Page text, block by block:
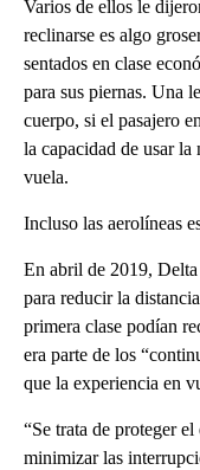
Varios de ellos le
reclinarse es algo
sentados en clase
para sus piernas. Una
cuerpo, si el pasajero
la capacidad de usar la
vuela.
Incluso las aerolíneas
En abril de 2019,
para reducir la
primera clase podían
era parte de los
que la experiencia en
“Se trata de proteger
minimizar las